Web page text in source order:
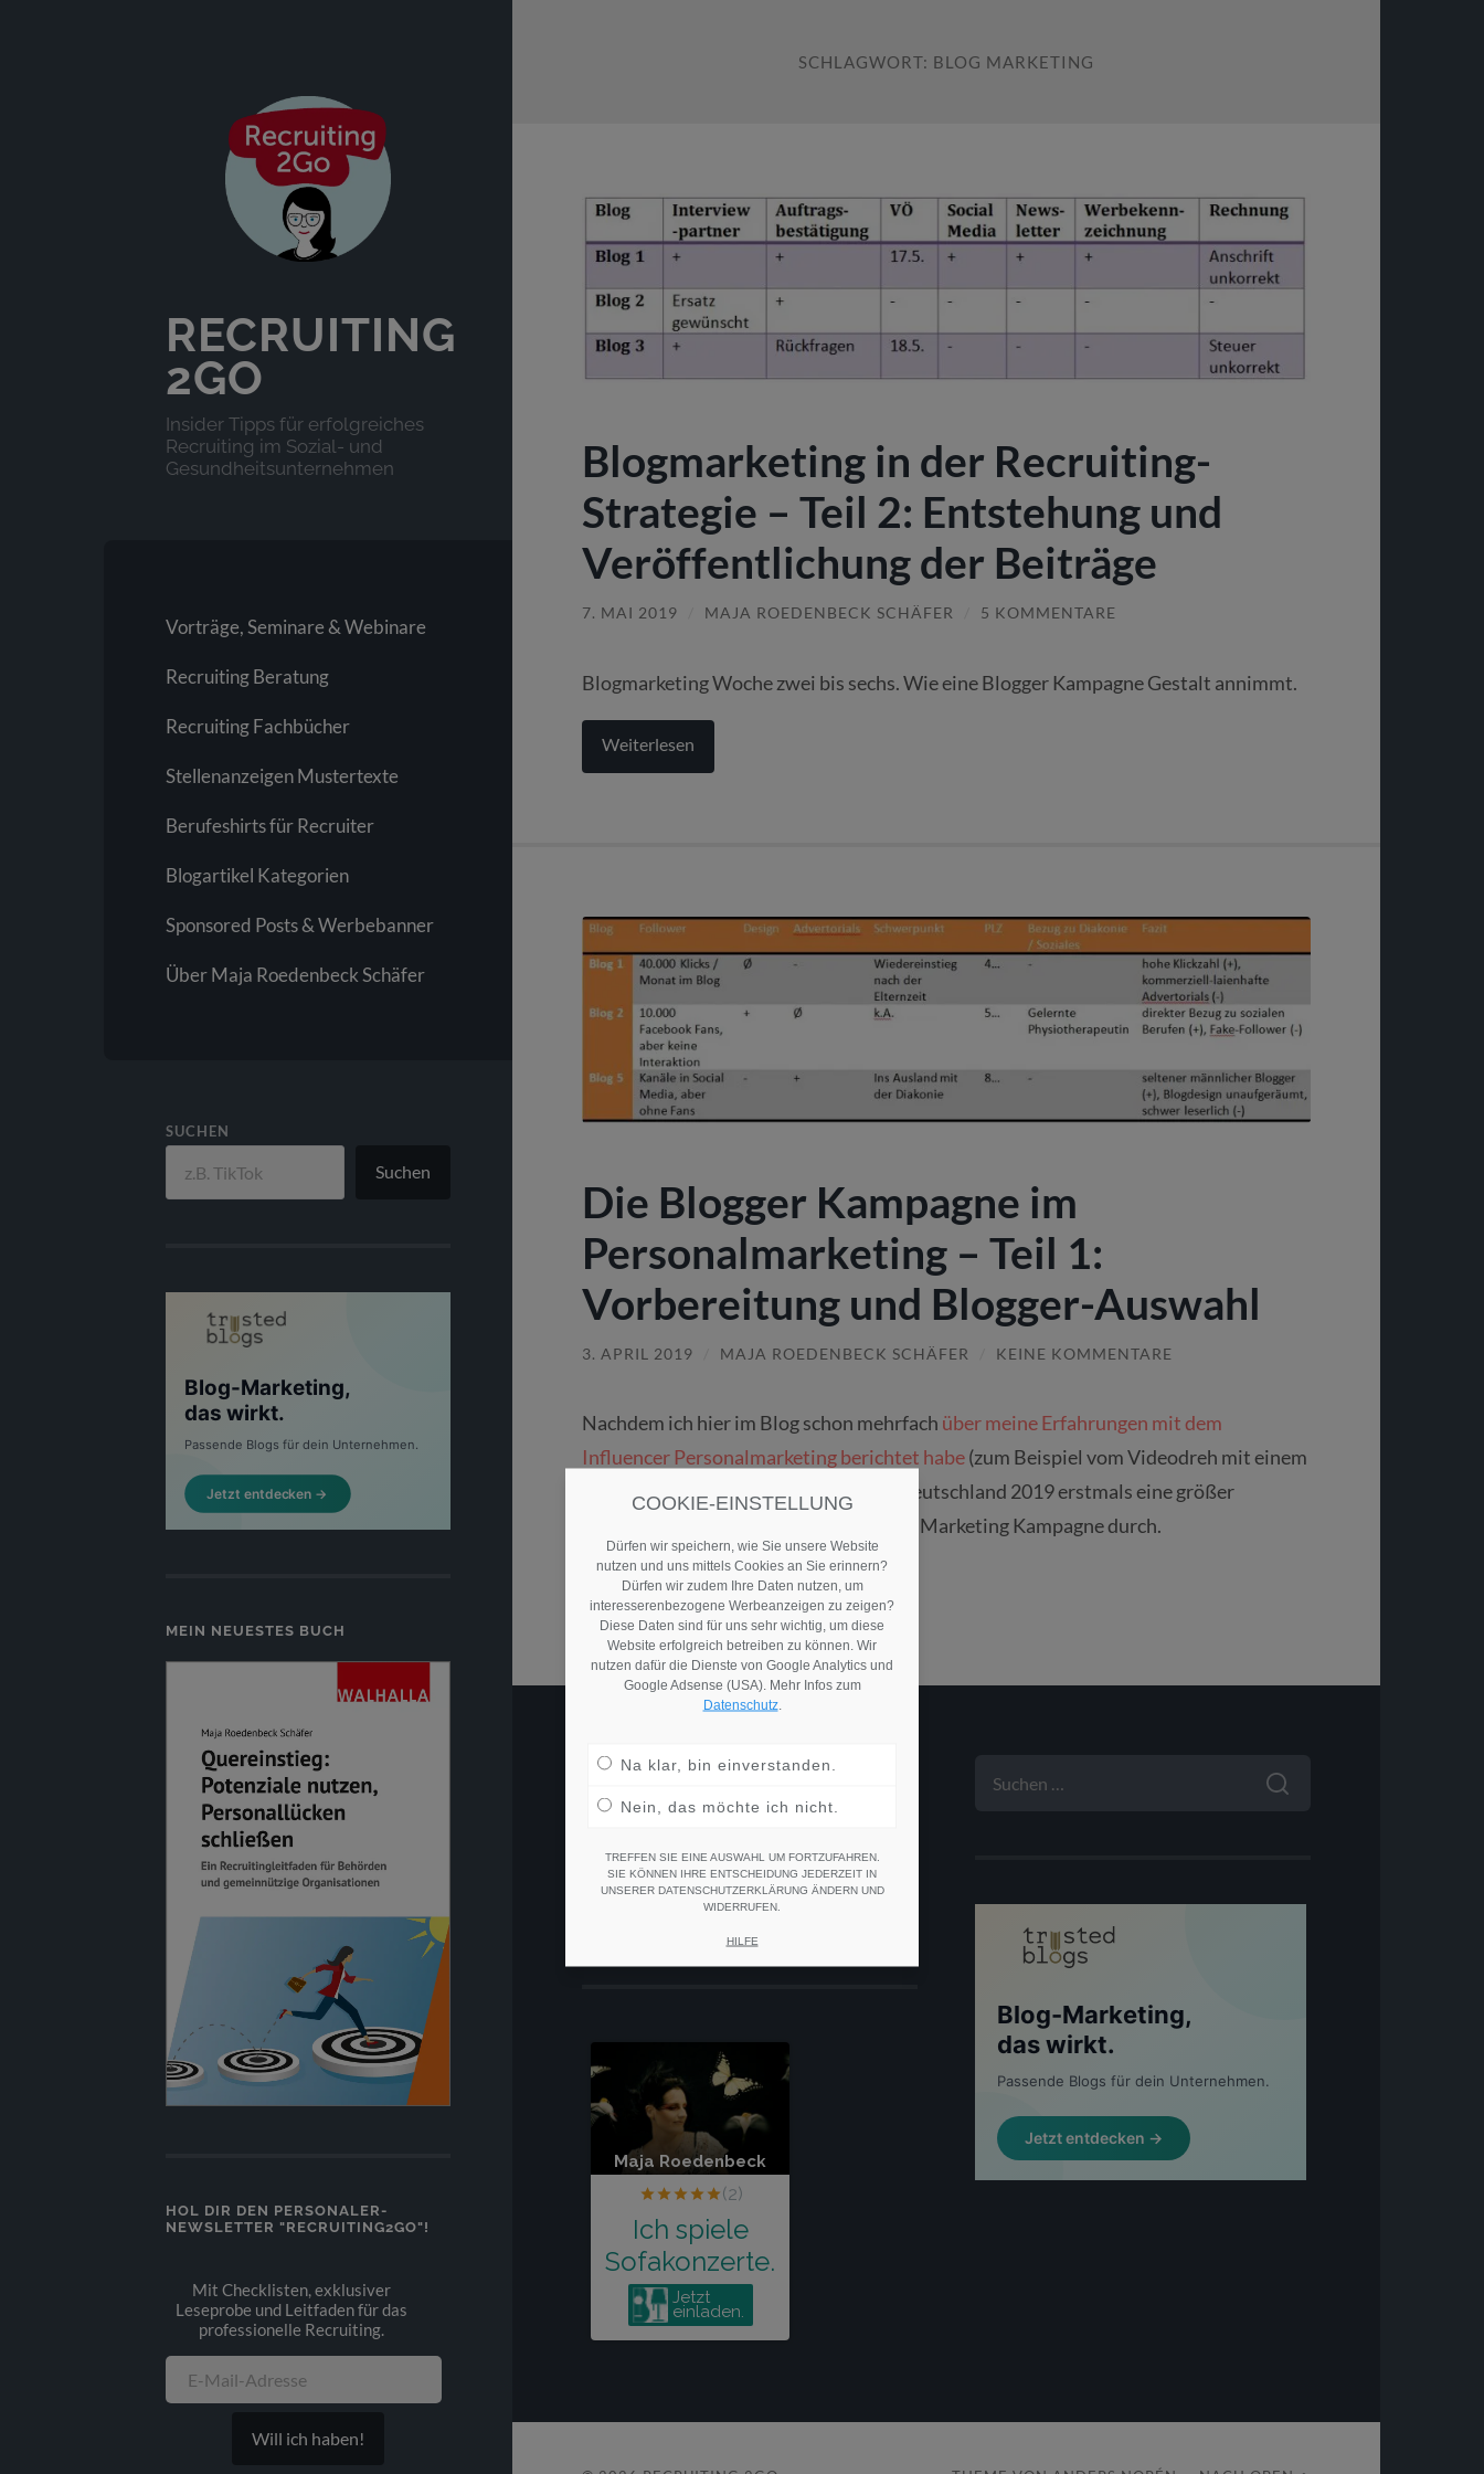
RECRUITING
2GO
Insider Tipps für erfolgreiches
Recruiting im Sozial- und
Gesundheitsunternehmen
Vorträge, Seminare & Webinare
Recruiting Beratung
Recruiting Fachbücher
Stellenanzeigen Mustertexte
Berufeshirts für Recruiter
Blogartikel Kategorien
Sponsored Posts & Werbebanner
Über Maja Roedenbeck Schäfer
SUCHEN
Suchen
MEIN NEUESTES BUCH
HOL DIR DEN PERSONALER-
NEWSLETTER "RECRUITING2GO"!
Mit Checklisten, exklusiver
Leseprobe und Leitfaden für das
professionelle Recruiting.
SCHLAGWORT: BLOG MARKETING
Blogmarketing in der Recruiting-
Strategie – Teil 2: Entstehung und
Veröffentlichung der Beiträge
7. MAI 2019 MAJA ROEDENBECK SCHÄFER 5 KOMMENTARE
Blogmarketing Woche zwei bis sechs. Wie eine Blogger Kampagne Gestalt annimmt.
Weiterlesen
Die Blogger Kampagne im
Personalmarketing – Teil 1:
Vorbereitung und Blogger-Auswahl
3. APRIL 2019 MAJA ROEDENBECK SCHÄFER KEINE KOMMENTARE
Nachdem ich hier im Blog schon mehrfach über meine Erfahrungen mit dem
Influencer Personalmarketing berichtet habe(zum Beispiel vom Videodreh mit einem
YouTuber), führe ich für die Diakonie Deutschland 2019 erstmals eine größer
angelegte Blogger Kampagne bzw. Blog Marketing Kampagne durch.
Weiterlesen
Widerrufsbelehrung
NACH:
COOKIE-EINSTELLUNG
Dürfen wir speichern, wie Sie unsere Website
nutzen und uns mittels Cookies an Sie erinnern?
Dürfen wir zudem Ihre Daten nutzen, um
interesserenbezogene Werbeanzeigen zu zeigen?
Diese Daten sind für uns sehr wichtig, um diese
Website erfolgreich betreiben zu können. Wir
nutzen dafür die Dienste von Google Analytics und
Google Adsense (USA). Mehr Infos zum
Datenschutz.
Na klar, bin einverstanden.
Nein, das möchte ich nicht.
TREFFEN SIE EINE AUSWAHL UM FORTZUFAHREN.
SIE KÖNNEN IHRE ENTSCHEIDUNG JEDERZEIT IN
UNSERER DATENSCHUTZERKLÄRUNG ÄNDERN UND
WIDERRUFEN.
HILFE